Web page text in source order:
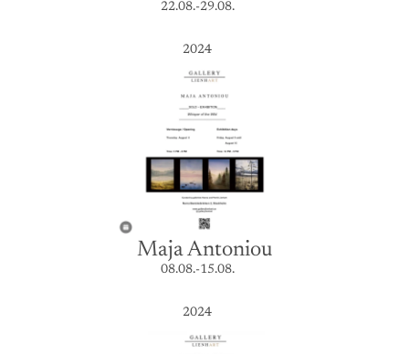
22.08.-29.08.
2024
Maja Antoniou
08.08.-15.08.
2024